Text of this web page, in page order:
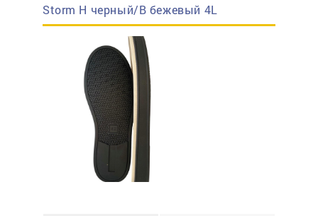
Storm Н черный/В бежевый 4L